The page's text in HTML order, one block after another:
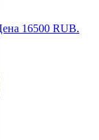
16500 RUB.